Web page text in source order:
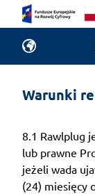
Warunki
8.1 Rawlplug
lub prawne
jeżeli wada
(24) miesięcy